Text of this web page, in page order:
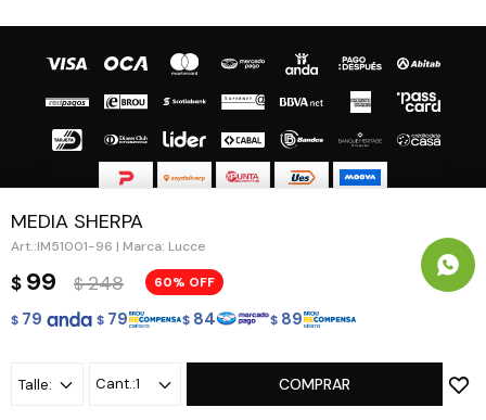
MEDIA SHERPA
IM51001-96 | Marca: Lucce
$ 99 $ 248 60
$ 79 $ 79 $ 84 $ 89
Talle: 1 COMPRAR
© Copyright 2026 / Guapa - Paprika
Fenicio